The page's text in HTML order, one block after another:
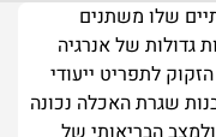
שלו משתנים
גדולות של אנרגיה
לתפריט ייעודי
שגרת האכלה נכונה